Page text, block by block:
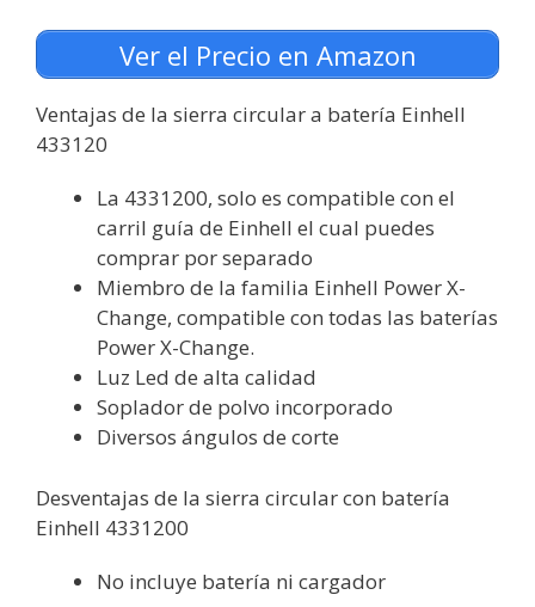
Ver el Precio en Amazon
Ventajas de la sierra circular a batería Einhell
433120
La 4331200, solo es compatible con el
carril guía de Einhell el cual puedes
comprar por separado
Miembro de la familia Einhell Power X-
Change, compatible con todas las baterías
Power X-Change.
Luz Led de alta calidad
Soplador de polvo incorporado
Diversos ángulos de corte
Desventajas de la sierra circular con batería
Einhell 4331200
No incluye batería ni cargador